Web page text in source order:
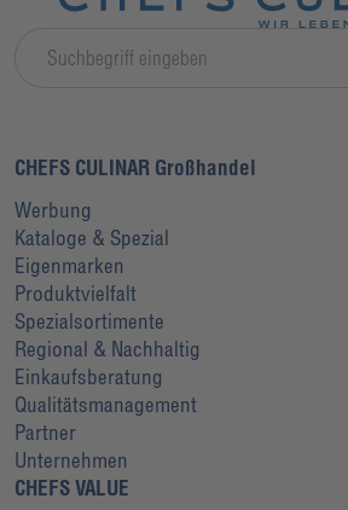
CHEFS CULINAR Großhandel
Werbung
Kataloge & Spezial
Eigenmarken
Produktvielfalt
Spezialsortimente
Regional & Nachhaltig
Einkaufsberatung
Qualitätsmanagement
Partner
Unternehmen
CHEFS VALUE